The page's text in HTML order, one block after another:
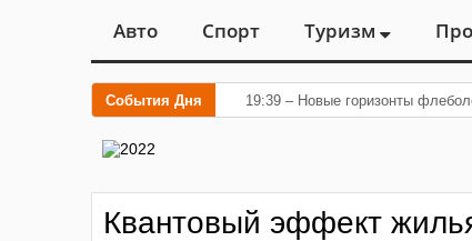
Авто Спорт Туризм
События Дня 19:39 – Новые горизонты
Квантовый эффект